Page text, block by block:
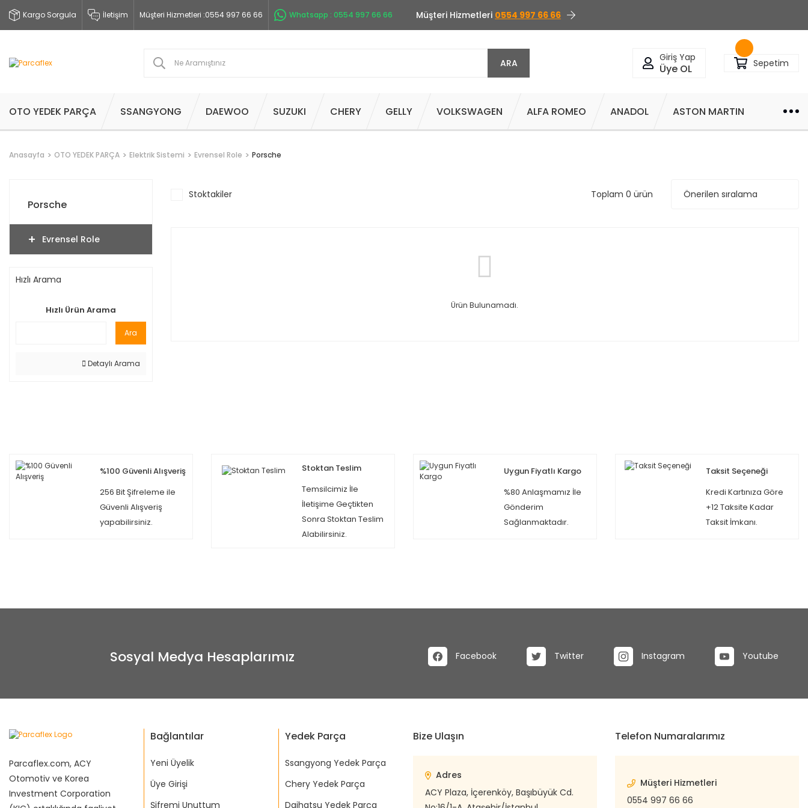
Kargo Sorgula İletişim Müşteri Hizmetleri :0554 997 66 66 Whatsapp : 0554 997 66 66 Müşteri Hizmetleri 0554 997 66 66
ARA Giriş Yap
Üye OL Sepetim
OTO YEDEK PARÇA SSANGYONG DAEWOO SUZUKI CHERY GELLY VOLKSWAGEN ALFA ROMEO ANADOL ASTON MARTIN
Anasayfa OTO YEDEK PARÇA Elektrik Sistemi Evrensel Role Porsche
Porsche
Evrensel Role
Hızlı Arama
Hızlı Ürün Arama
Ara
Detaylı Arama
Stoktakiler Toplam 0 ürün
Ürün Bulunamadı.
%100 Güvenli Alışveriş
256 Bit Şifreleme ile
Güvenli Alışveriş
yapabilirsiniz.
Stoktan Teslim
Temsilcimiz İle
İletişime Geçtikten
Sonra Stoktan Teslim
Alabilirsiniz.
Uygun Fiyatlı Kargo
%80 Anlaşmamız İle
Gönderim
Sağlanmaktadır.
Taksit Seçeneği
Kredi Kartınıza Göre
+12 Taksite Kadar
Taksit İmkanı.
Sosyal Medya Hesaplarımız Facebook Twitter Instagram Youtube
Parcaflex.com, ACY
Otomotiv ve Korea
Investment Corporation
Bağlantılar
Yeni Üyelik
Üye Girişi
Şifremi Unuttum
Yedek Parça
Ssangyong Yedek Parça
Chery Yedek Parça
Daihatsu Yedek Parça
Bize Ulaşın
Adres
ACY Plaza, İçerenköy, Başıbüyük Cd.
Telefon Numaralarımız
Müşteri Hizmetleri
0554 997 66 66